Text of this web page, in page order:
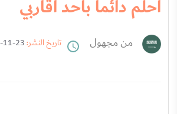
أحلم دائما بأحد أقاربي
من مجهول تاريخ النشر: